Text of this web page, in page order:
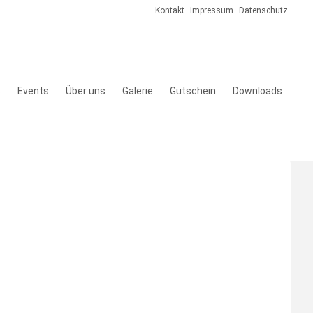
Kontakt Impressum Datenschutz
Events Über uns Galerie Gutschein Downloads